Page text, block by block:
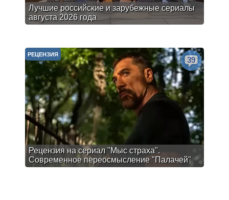
Лучшие российские и зарубежные сериалы
августа 2026 года
Рецензия на сериал "Мыс страха".
Современное переосмысление "Палачей"
РЕЦЕНЗИЯ
39